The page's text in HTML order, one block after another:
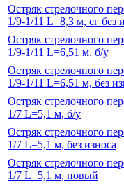
Остряк стрелочного
1/9-1/11 L=8,3 м, сг без
Остряк стрелочного
1/9-1/11 L=6,51 м, б/у
Остряк стрелочного
1/9-1/11 L=6,51 м, без
Остряк стрелочного
1/7 L=5,1 м, б/у
Остряк стрелочного
1/7 L=5,1 м, без износа
Остряк стрелочного
1/7 L=5,1 м, новый